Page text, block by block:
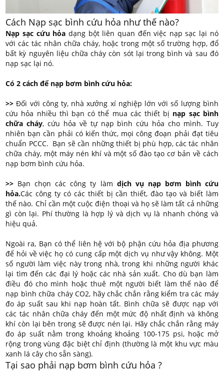
Cách Nạp sạc bình cứu hỏa như thế nào?
Nạp sạc cứu hỏa dạng bột liên quan đến việc nạp sạc lại nó
với các tác nhân chữa cháy, hoặc trong một số trường hợp, đổ
bất kỳ nguyên liệu chữa cháy còn sót lại trong bình và sau đó
nạp sạc lại nó.
Có 2 cách để nạp bơm bình cứu hỏa:
>> Đối với công ty, nhà xưởng xí nghiệp lớn với số lượng bình
cứu hỏa nhiều thì bạn có thể mua các thiết bị nạp sạc bình
chữa cháy, cứu hỏa về tự nạp bình cứu hỏa cho mình. Tuy
nhiên bạn cần phải có kiến thức, mọi công đoạn phải đạt tiêu
chuẩn PCCC. Bạn sẽ cần những thiết bị phù hợp, các tác nhân
chữa cháy, một máy nén khí và một số đào tạo cơ bản về cách
nạp bơm bình cứu hỏa.
>> Bạn chọn các công ty làm dịch vụ nạp bơm bình cứu
hỏa.Các công ty có các thiết bị cần thiết, đào tạo và biết làm
thế nào. Chỉ cần một cuộc điện thoại và họ sẽ làm tất cả những
gì còn lại. Phí thường là hợp lý và dịch vụ là nhanh chóng và
hiệu quả.
Ngoài ra, Bạn có thể liên hệ với bộ phận cứu hỏa địa phương
để hỏi về việc họ có cung cấp một dịch vụ như vậy không. Một
số người làm việc này trong nhà, trong khi những người khác
lại tìm đến các đại lý hoặc các nhà sản xuất. Cho dù bạn làm
điều đó cho mình hoặc thuê một người biết làm thế nào để
nạp bình chữa cháy CO2, hãy chắc chắn rằng kiểm tra các máy
đo áp suất sau khi nạp hoàn tất. Bình chữa sẽ được nạp với
các tác nhân chữa cháy đến một mức độ nhất định và không
khí còn lại bên trong sẽ được nén lại. Hãy chắc chắn rằng máy
đo áp suất nằm trong khoảng khoảng 100-175 psi, hoặc mở
rộng trong vùng đặc biệt chỉ định (thường là một khu vực màu
xanh lá cây cho sẵn sàng).
Tại sao phải nạp bơm bình cứu hỏa ?